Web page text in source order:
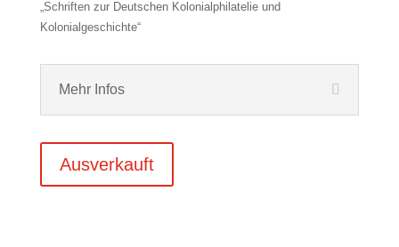
„Schriften zur Deutschen Kolonialphilatelie und
Kolonialgeschichte“
Mehr Infos
Ausverkauft